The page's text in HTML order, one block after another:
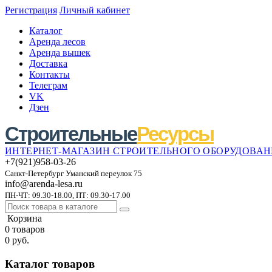
Регистрация Личный кабинет
Каталог
Аренда лесов
Аренда вышек
Доставка
Контакты
Телеграм
VK
Дзен
СтроительныеРесурсы
ИНТЕРНЕТ-МАГАЗИН СТРОИТЕЛЬНОГО
+7(921)958-03-26
Санкт-Петербург Уманский переулок 75
info@arenda-lesa.ru
ПН-ЧТ: 09.30-18.00, ПТ: 09.30-17.00
Корзина
0 товаров
0 руб.
Каталог товаров